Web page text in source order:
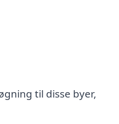
til disse byer,